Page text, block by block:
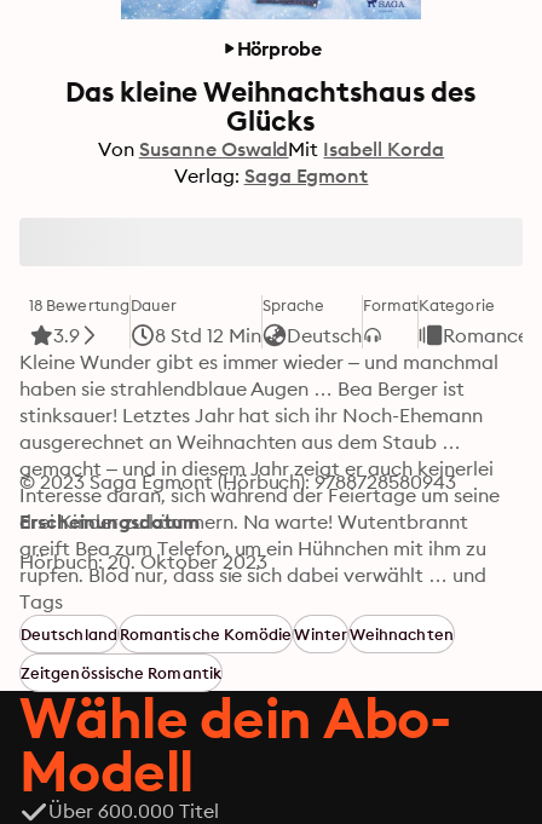
Hörprobe
Das kleine Weihnachtshaus des
Glücks
Von Susanne OswaldMit Isabell Korda
Verlag: Saga Egmont
18 Bewertung
3.9
Dauer
8 Std 12 Min
Sprache
Deutsch
FormatKategorie
Romance
Kleine Wunder gibt es immer wieder – und manchmal
haben sie strahlendblaue Augen … Bea Berger ist
stinksauer! Letztes Jahr hat sich ihr Noch-Ehemann
ausgerechnet an Weihnachten aus dem Staub
gemacht – und in diesem Jahr zeigt er auch keinerlei
Interesse daran, sich während der Feiertage um seine
drei Kinder zu kümmern. Na warte! Wutentbrannt
greift Bea zum Telefon, um ein Hühnchen mit ihm zu
rupfen. Blöd nur, dass sie sich dabei verwählt … und
plötzlich der falsche Mann vor ihrer Tür steht. Oder ist
Ben genau der Richtige? Ach, wenn es nur so einfach
wäre!
© 2023 Saga Egmont (Hörbuch): 9788728580943
Erscheinungsdatum
Hörbuch: 20. Oktober 2023
Tags
DeutschlandRomantische KomödieWinterWeihnachten
Zeitgenössische Romantik
Wähle dein Abo-
Modell
Über 600.000 Titel